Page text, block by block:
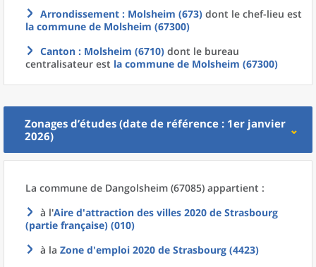
Arrondissement : Molsheim (673) dont le chef-lieu est
la commune de Molsheim (67300)
Canton : Molsheim (6710) dont le bureau
centralisateur est la commune de Molsheim (67300)
Zonages d’études (date de référence : 1er janvier
2026)
La commune de Dangolsheim (67085) appartient :
à l'Aire d'attraction des villes 2020 de Strasbourg
(partie française) (010)
à la Zone d'emploi 2020 de Strasbourg (4423)